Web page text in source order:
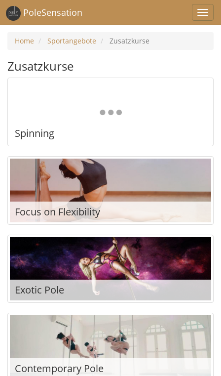
PoleSensation
Home Sportangebote Zusatzkurse
Zusatzkurse
Spinning
Focus on Flexibility
Exotic Pole
Contemporary Pole